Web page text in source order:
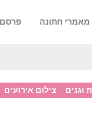
מאמרי חתונה
וגנים צילום אירועים